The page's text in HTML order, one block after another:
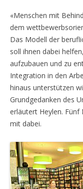
«Menschen mit
dem
Das Modell der
soll ihnen dabei
aufzubauen und zu
Integration in den
hinaus unterstützen
Grundgedanken des
erläutert Heylen.
mit dabei.